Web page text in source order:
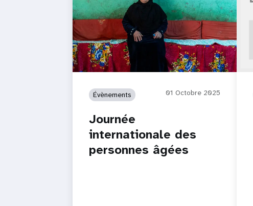
Évènements 01 Octobre 2025
Journée
internationale des
personnes âgées